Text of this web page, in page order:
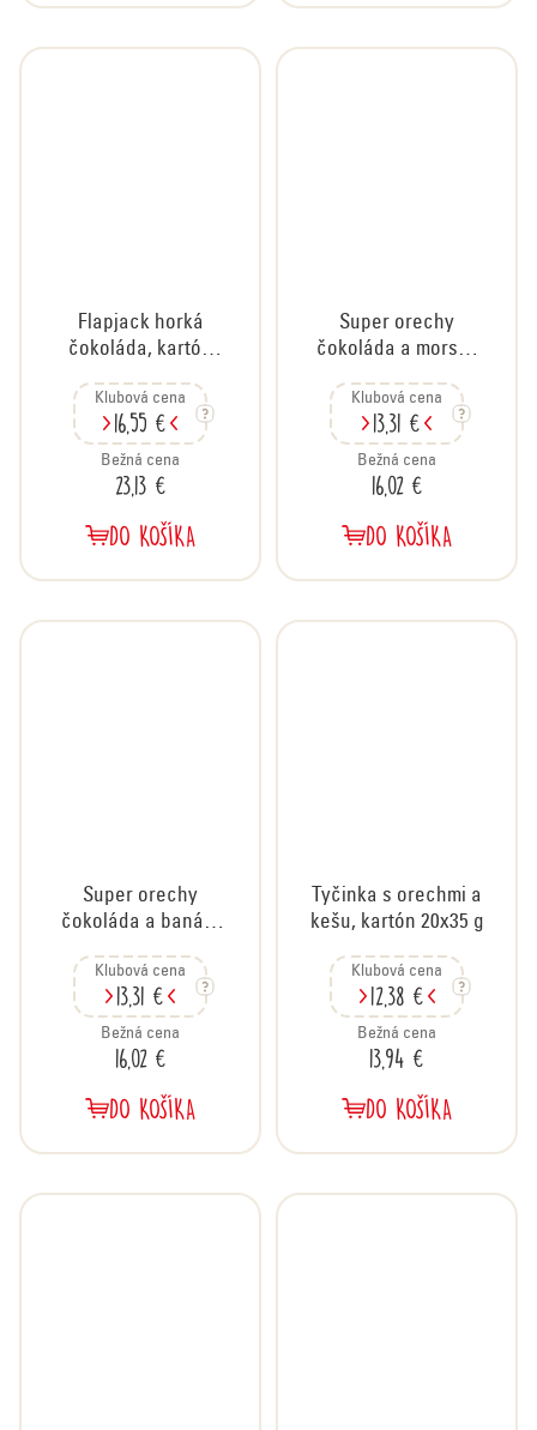
Flapjack horká
čokoláda, kartón
Klubová cena
16,55 €
Bežná cena
23,13 €
DO KOŠÍKA
Super orechy
čokoláda a morská
Klubová cena
13,31 €
Bežná cena
16,02 €
DO KOŠÍKA
Super orechy
čokoláda a banán,
Klubová cena
13,31 €
Bežná cena
16,02 €
DO KOŠÍKA
Tyčinka s orechmi a
kešu, kartón 20x35 g
Klubová cena
12,38 €
Bežná cena
13,94 €
DO KOŠÍKA